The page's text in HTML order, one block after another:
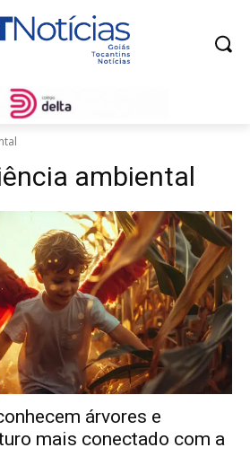
ambiental
árvores e
mais conectado com a